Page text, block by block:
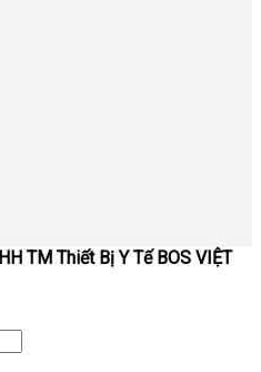
TM Thiết Bị Y Tế BOS VIỆT